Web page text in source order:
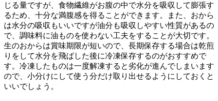
じる量ですが、食物繊維がお腹の中で水分を吸収して膨張す
るため、十分な満腹感を得ることができます。また、おから
は水分の吸収もいいですが油分も吸収しやすい性質があるの
で、調味料に油ものを使わない工夫をすることが大切です。
生のおからは賞味期限が短いので、長期保存する場合は乾煎
りをして水分を飛ばした後に冷凍保存するのがおすすめで
す。冷凍したものは一度解凍すると劣化が進んでしまいます
ので、小分けにして使う分だけ取り出せるようにしておくと
いいでしょう。